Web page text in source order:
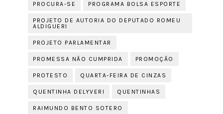
PROCURA-SE PROGRAMA BOLSA ESPORTE
PROJETO DE AUTORIA DO DEPUTADO ROMEU
ALDIGUERI
PROJETO PARLAMENTAR
PROMESSA NÃO CUMPRIDA PROMOÇÃO
PROTESTO QUARTA-FEIRA DE CINZAS
QUENTINHA DELYVERI QUENTINHAS
RAIMUNDO BENTO SOTERO